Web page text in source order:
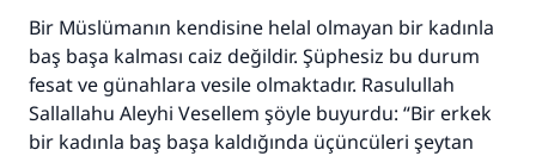
Bir Müslümanın kendisine helal olmayan bir kadınla
baş başa kalması caiz değildir. Şüphesiz bu durum
fesat ve günahlara vesile olmaktadır. Rasulullah
Sallallahu Aleyhi Vesellem şöyle buyurdu: “Bir erkek
bir kadınla baş başa kaldığında üçüncüleri şeytan
110845 Nolu Cevap, bir evliliği
kurtardı.